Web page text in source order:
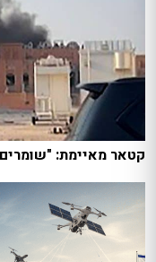
קטאר מאיימת: